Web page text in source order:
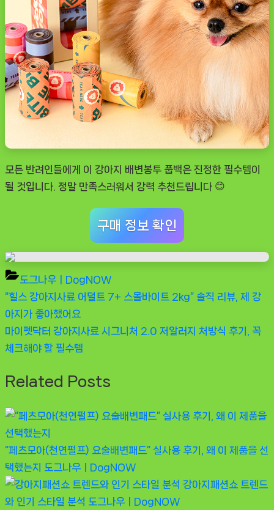
모든 반려인들에게 이 강아지 배변봉투 풉백은 진정한 필수템이
될 것입니다. 정말 만족스러워서 강력 추천드립니다 😊
구매 정보 확인
도그나우ㅣDogNOW
글
탐
색
Previous
Post:
“힐스 강아지사료 어덜트 7+ 스몰바이트 2kg” 솔직 리뷰, 제 강
아지가 좋아했어요
Next
Post:
마이펫닥터 강아지사료 시그니처 2.0 저알러지 처방식 후기, 꼭
체크해야 할 필수템
Related Posts
“페츠모아(천연펄프) 요술배변패드” 실사용 후기, 왜 이 제품을 선
택했는지
도그나우ㅣDogNOW
강아지패션쇼 트렌드
와 인기 스타일 분석 도그나우ㅣDogNOW